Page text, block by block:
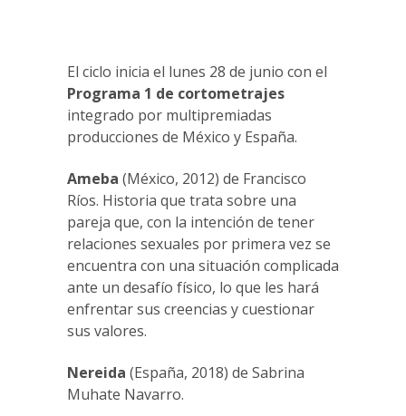
El ciclo inicia el lunes 28 de junio con el
Programa 1 de cortometrajes
integrado por multipremiadas
producciones de México y España.
Ameba (México, 2012) de Francisco
Ríos. Historia que trata sobre una
pareja que, con la intención de tener
relaciones sexuales por primera vez se
encuentra con una situación complicada
ante un desafío físico, lo que les hará
enfrentar sus creencias y cuestionar
sus valores.
Nereida (España, 2018) de Sabrina
Muhate Navarro.